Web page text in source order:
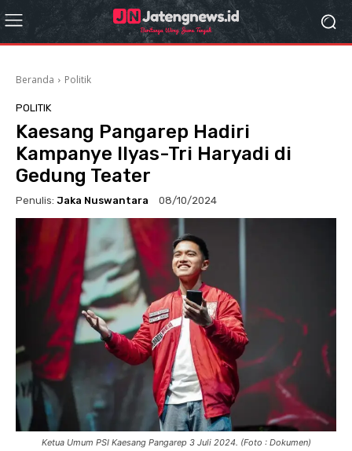
Beranda Politik
POLITIK
Kaesang Pangarep Hadiri
Kampanye Ilyas-Tri Haryadi di
Gedung Teater
Penulis: Jaka Nuswantara 08/10/2024
Ketua Umum PSI Kaesang Pangarep 3 Juli 2024. (Foto : Dokumen)